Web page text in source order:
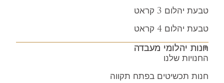
טבעת יהלום 3 קראט
טבעת יהלום 4 קראט
חנות יהלומי מעבדה
החנויות שלנו
חנות תכשיטים בפתח תקווה